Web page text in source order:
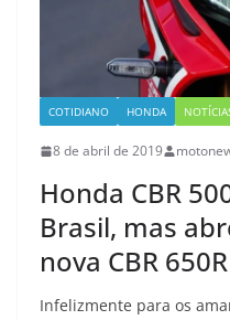
COTIDIANO HONDA
8 de abril de 2019
Honda CBR
Brasil, mas
nova CBR 650R
Infelizmente para os